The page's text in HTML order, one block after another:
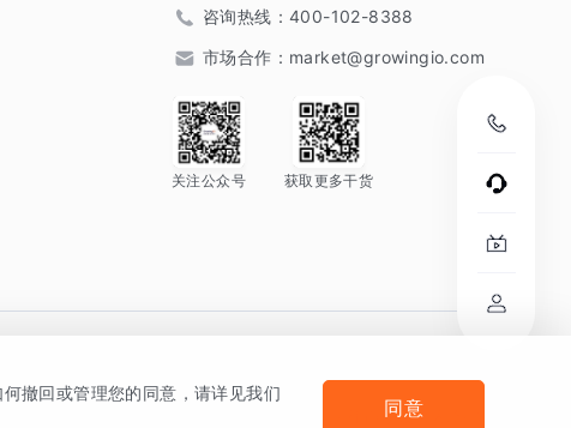
咨询热线： 400-102-8388
市场合作： market@growingio.com
关注公众号 获取更多干货
法律声明及隐私条款
撤回或管理您的同意，请详见我们
同意